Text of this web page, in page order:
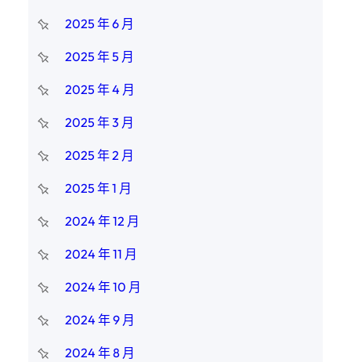
2025 年 6 月
2025 年 5 月
2025 年 4 月
2025 年 3 月
2025 年 2 月
2025 年 1 月
2024 年 12 月
2024 年 11 月
2024 年 10 月
2024 年 9 月
2024 年 8 月